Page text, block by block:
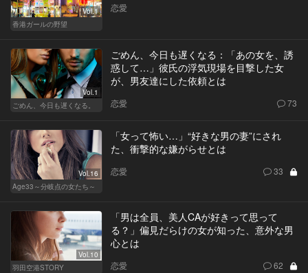
Vol.1
香港ガールの野望
恋愛
Vol.1
ごめん、今日も遅くなる。
ごめん、今日も遅くなる：「あの女を、誘
惑して…」彼氏の浮気現場を目撃した女
が、男友達にした依頼とは
恋愛 73
Vol.16
Age33～分岐点の女たち～
「女って怖い…」“好きな男の妻”にされ
た、衝撃的な嫌がらせとは
恋愛 33
Vol.10
羽田空港STORY
「男は全員、美人CAが好きって思って
る？」偏見だらけの女が知った、意外な男
心とは
恋愛 62